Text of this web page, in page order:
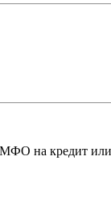
МФО на кредит